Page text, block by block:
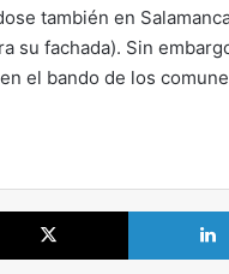
también en
su fachada). Sin
el bando de los
X